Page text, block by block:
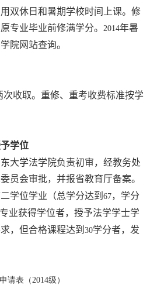
双休日和暑期学校时间上课。修
专业毕业前修满学分。
2014年暑
院网站查询。
次收取。重修、重考收费标准按学
学位
大学法学院负责初审，经教务处
员会审批，并报省教育厅备案。
学位学业（总学分达到 67，学分
业获得学位者，授予法学学士学
，但合格课程达到 30学分者，发
请表（2014级）